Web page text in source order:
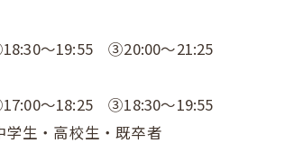
～19:55 ③20:00～21:25
～18:25 ③18:30～19:55
学生・高校生・既卒者